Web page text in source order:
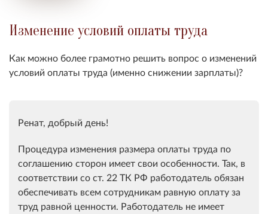
Изменение условий оплаты труда
Как можно более грамотно решить вопрос о изменений
условий оплаты труда (именно снижении зарплаты)?
Ренат, добрый день!
Процедура изменения размера оплаты труда по
соглашению сторон имеет свои особенности. Так, в
соответствии со ст. 22 ТК РФ работодатель обязан
обеспечивать всем сотрудникам равную оплату за
труд равной ценности. Работодатель не имеет